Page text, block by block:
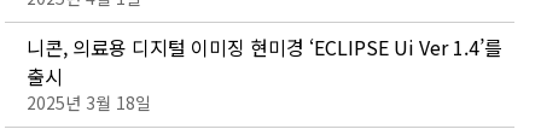
니콘, 의료용 디지털 이미징 현미경 ‘ECLIPSE Ui Ver 1.4’를
출시
2025년 3월 18일